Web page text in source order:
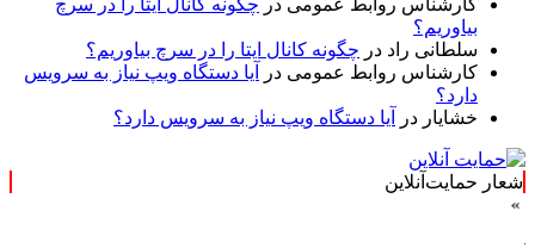
بیاوریم؟
سلطانی راد در چگونه کانال ایتا را در سرچ بیاوریم؟
کارشناس روابط عمومی در
آیا دستگاه ویپ نیاز به سرویس
دارد؟
خشایار در آیا دستگاه ویپ نیاز به سرویس دارد؟
شعار حمایت‌آنلاین